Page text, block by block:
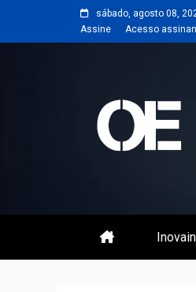
sábado, agosto 08,
Assine
Acesso